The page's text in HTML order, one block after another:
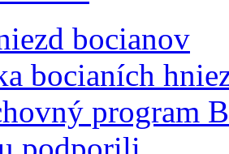
bocianov
bocianích
program